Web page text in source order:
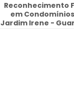
Reconhecimento
em
Jardim Irene -